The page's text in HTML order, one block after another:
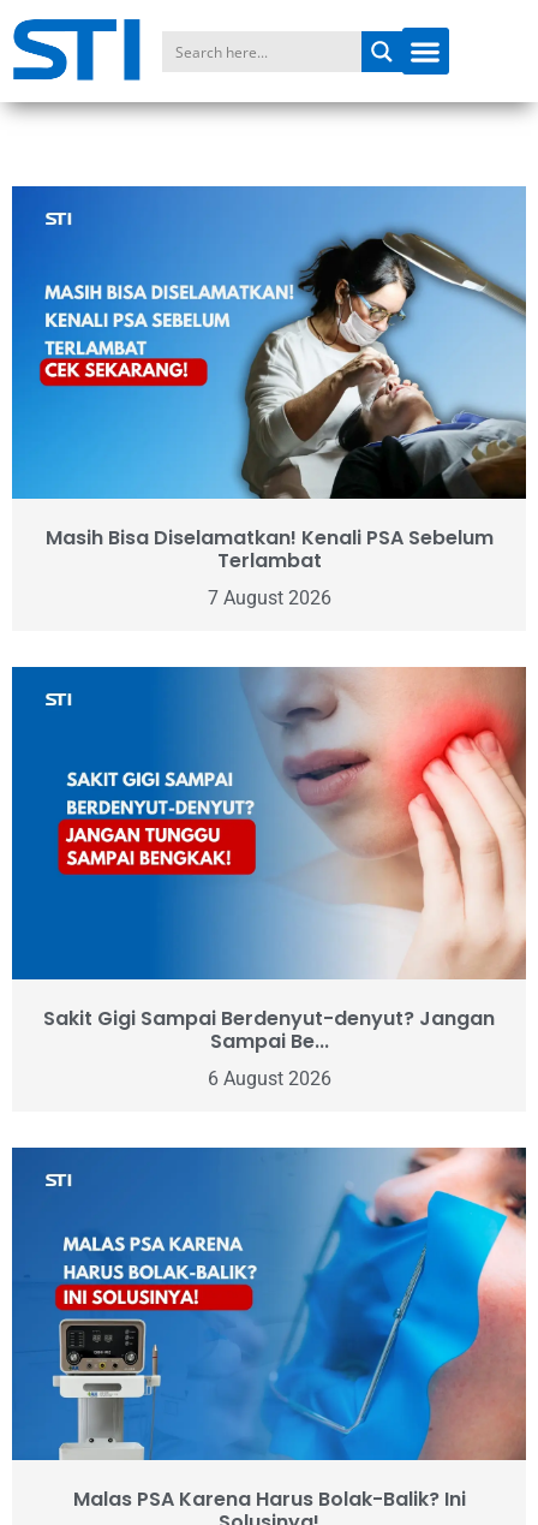
Masih Bisa Diselamatkan! Kenali PSA Sebelum
Terlambat
7 August 2026
Sakit Gigi Sampai Berdenyut-denyut? Jangan
Sampai Be...
6 August 2026
Malas PSA Karena Harus Bolak-Balik? Ini